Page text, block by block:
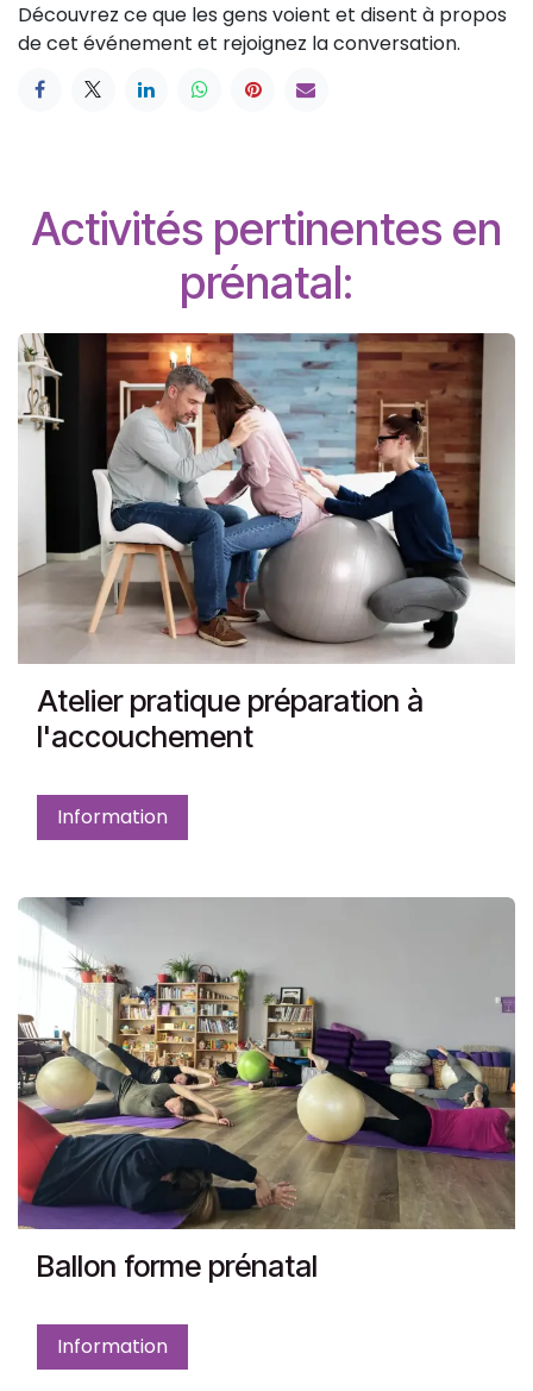
Découvrez ce que les gens voient et disent à propos
de cet événement et rejoignez la conversation.
Activités pertinentes en
prénatal:
Atelier pratique préparation à
l'accouchement
Information
Ballon forme prénatal
Information